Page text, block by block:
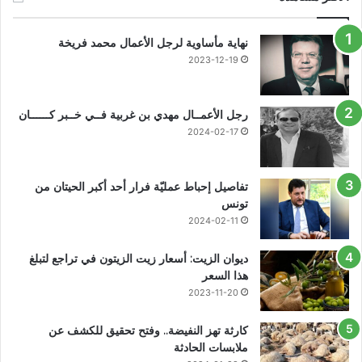
نهاية مأساوية لرجل الأعمال محمد فريخة
2023-12-19
رجل الأعمــال مهدي بن غربية فــي خــبر كــــــان
2024-02-17
تفاصيل إحباط عمليّة فرار أحد أكبر الحيتان من
تونس
2024-02-11
ديوان الزيت: أسعار زيت الزيتون في تراجع لتبلغ
هذا السعر
2023-11-20
كارثة تهز النفيضة.. وفتح تحقيق للكشف عن
ملابسات الحادثة